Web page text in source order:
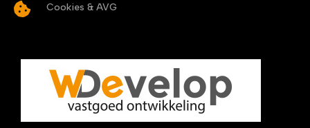
 Cookies & AVG